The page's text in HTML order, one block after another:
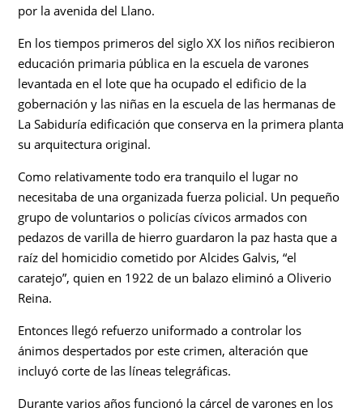
por la avenida del Llano.
En los tiempos primeros del siglo XX los niños recibieron
educación primaria pública en la escuela de varones
levantada en el lote que ha ocupado el edificio de la
gobernación y las niñas en la escuela de las hermanas de
La Sabiduría edificación que conserva en la primera planta
su arquitectura original.
Como relativamente todo era tranquilo el lugar no
necesitaba de una organizada fuerza policial. Un pequeño
grupo de voluntarios o policías cívicos armados con
pedazos de varilla de hierro guardaron la paz hasta que a
raíz del homicidio cometido por Alcides Galvis, “el
caratejo”, quien en 1922 de un balazo eliminó a Oliverio
Reina.
Entonces llegó refuerzo uniformado a controlar los
ánimos despertados por este crimen, alteración que
incluyó corte de las líneas telegráficas.
Durante varios años funcionó la cárcel de varones en los